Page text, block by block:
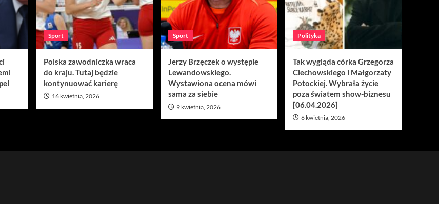
Sport
Polska zawodniczka wraca
do kraju. Tutaj będzie
kontynuować karierę
16 kwietnia, 2026
Sport
Jerzy Brzęczek o występie
Lewandowskiego.
Wystawiona ocena mówi
sama za siebie
9 kwietnia, 2026
Polityka
Tak wygląda córka Grzegorza
Ciechowskiego i Małgorzaty
Potockiej. Wybrała życie
poza światem show-biznesu
[06.04.2026]
6 kwietnia, 2026